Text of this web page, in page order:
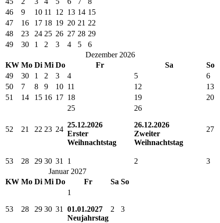
46
9 10 11 12 13 14 15
47
16 17 18 19 20 21 22
48
23 24 25 26 27 28 29
49
30 1 2 3 4 5
6
Dezember 2026
KW Mo Di Mi Do Fr Sa
So
49
30 1 2 3 4 5
6
50
7 8 9 10 11 12
13
51
14 15 16 17 18 19 20
52 21 22 23 24
25
25.12.2026
Erster
Weihnachtstag
26
26.12.2026
Zweiter
Weihnachtstag
27
53 28 29 30 31 1 2
3
Januar 2027
KW Mo Di Mi Do Fr Sa So
53 28 29 30 31
1
01.01.2027
Neujahrstag
2 3